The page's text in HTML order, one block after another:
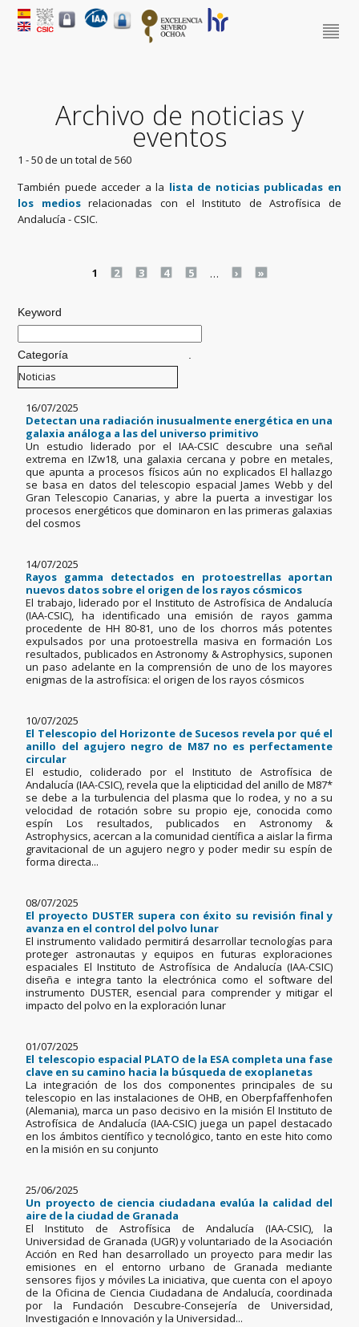
Archivo de noticias y
eventos
1 - 50 de un total de 560
También puede acceder a la lista de noticias publicadas en
los mediosrelacionadas con el Instituto de Astrofísica de
Andalucía - CSIC.
1 2 3 4 5 … › »
Keyword
Categoría
16/07/2025
Detectan una radiación inusualmente energética en una
galaxia análoga a las del universo primitivo
Un estudio liderado por el IAA-CSIC descubre una señal
extrema en IZw18, una galaxia cercana y pobre en metales,
que apunta a procesos físicos aún no explicados El hallazgo
se basa en datos del telescopio espacial James Webb y del
Gran Telescopio Canarias, y abre la puerta a investigar los
procesos energéticos que dominaron en las primeras galaxias
del cosmos
14/07/2025
Rayos gamma detectados en protoestrellas aportan
nuevos datos sobre el origen de los rayos cósmicos
El trabajo, liderado por el Instituto de Astrofísica de Andalucía
(IAA-CSIC), ha identificado una emisión de rayos gamma
procedente de HH 80-81, uno de los chorros más potentes
expulsados por una protoestrella masiva en formación Los
resultados, publicados en Astronomy & Astrophysics, suponen
un paso adelante en la comprensión de uno de los mayores
enigmas de la astrofísica: el origen de los rayos cósmicos
10/07/2025
El Telescopio del Horizonte de Sucesos revela por qué el
anillo del agujero negro de M87 no es perfectamente
circular
El estudio, coliderado por el Instituto de Astrofísica de
Andalucía (IAA-CSIC), revela que la elipticidad del anillo de M87*
se debe a la turbulencia del plasma que lo rodea, y no a su
velocidad de rotación sobre su propio eje, conocida como
espín Los resultados, publicados en Astronomy &
Astrophysics, acercan a la comunidad científica a aislar la firma
gravitacional de un agujero negro y poder medir su espín de
forma directa...
08/07/2025
El proyecto DUSTER supera con éxito su revisión final y
avanza en el control del polvo lunar
El instrumento validado permitirá desarrollar tecnologías para
proteger astronautas y equipos en futuras exploraciones
espaciales El Instituto de Astrofísica de Andalucía (IAA-CSIC)
diseña e integra tanto la electrónica como el software del
instrumento DUSTER, esencial para comprender y mitigar el
impacto del polvo en la exploración lunar
01/07/2025
El telescopio espacial PLATO de la ESA completa una fase
clave en su camino hacia la búsqueda de exoplanetas
La integración de los dos componentes principales de su
telescopio en las instalaciones de OHB, en Oberpfaffenhofen
(Alemania), marca un paso decisivo en la misión El Instituto de
Astrofísica de Andalucía (IAA-CSIC) juega un papel destacado
en los ámbitos científico y tecnológico, tanto en este hito como
en la misión en su conjunto
25/06/2025
Un proyecto de ciencia ciudadana evalúa la calidad del
aire de la ciudad de Granada
El Instituto de Astrofísica de Andalucía (IAA-CSIC), la
Universidad de Granada (UGR) y voluntariado de la Asociación
Acción en Red han desarrollado un proyecto para medir las
emisiones en el entorno urbano de Granada mediante
sensores fijos y móviles La iniciativa, que cuenta con el apoyo
de la Oficina de Ciencia Ciudadana de Andalucía, coordinada
por la Fundación Descubre-Consejería de Universidad,
Investigación e Innovación y la Universidad...